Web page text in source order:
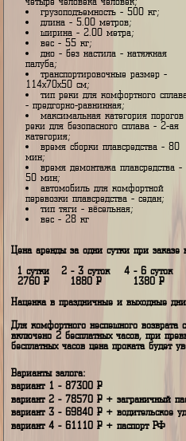
Характеристика плавсредства:
пассажировместимость - на
четыре человека человек;
грузоподъемность - 500 кг;
длина - 5.00 метров;
ширина - 2.00 метра;
вес - 55 кг;
дно - без настила - натяжная
палуба;
транспортировочные размер -
114x70x50 см;
тип реки для комфортного
- предгорно-равнинная;
максимальная категория
реки для безопасного сплава - 2-
категория;
время сборки плавсредства -
мин;
время демонтажа
автомобиль для комфортной
перевозки плавсредства - седан;
тип тяги - вёсельная;
вес - 28 кг
Цена аренды за одни сутки при
1 сутки
2760Р
2 - 3 суток
1880Р
4 - 6
1380Р
Наценка в праздничные и выходные
Для комфортного неспешного
включено 2 бесплатных часов, при
бесплатных часов цена проката